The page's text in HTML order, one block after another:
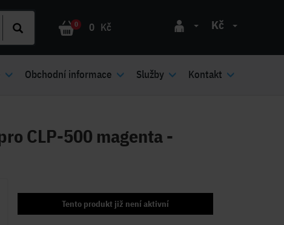
0 0 Kč Kč
Obchodní informace Služby Kontakt
CLP-500 magenta -
Tento produkt již není aktivní